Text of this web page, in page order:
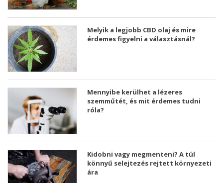
Melyik a legjobb CBD olaj és mire
érdemes figyelni a választásnál?
Mennyibe kerülhet a lézeres
szemműtét, és mit érdemes tudni
róla?
Kidobni vagy megmenteni? A túl
könnyű selejtezés rejtett környezeti
ára